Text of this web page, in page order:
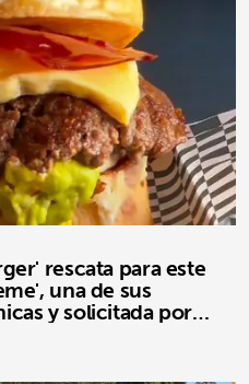
rescata para este
una de sus
y solicitada por